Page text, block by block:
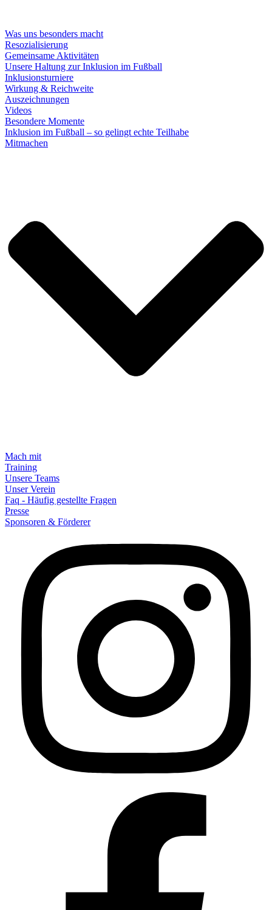
Was uns besonders macht
Resozialisierung
Gemeinsame Aktivitäten
Unsere Haltung zur Inklusion im Fußball
Inklusionsturniere
Wirkung & Reichweite
Auszeichnungen
Videos
Besondere Momente
Inklusion im Fußball – so gelingt echte Teilhabe
Mitmachen
Mach mit
Training
Unsere Teams
Unser Verein
Faq - Häufig gestellte Fragen
Presse
Sponsoren & Förderer